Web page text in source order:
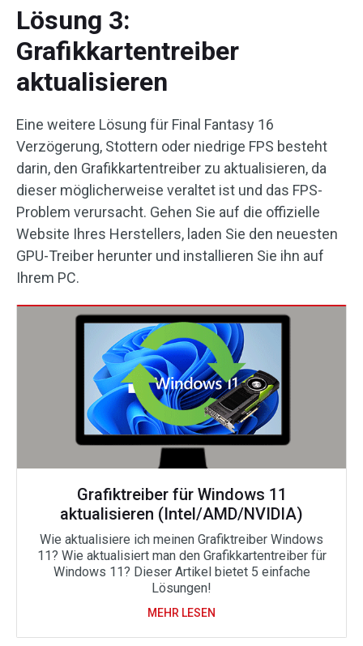
Lösung 3:
Grafikkartentreiber
aktualisieren
Eine weitere Lösung für Final Fantasy 16
Verzögerung, Stottern oder niedrige FPS besteht
darin, den Grafikkartentreiber zu aktualisieren, da
dieser möglicherweise veraltet ist und das FPS-
Problem verursacht. Gehen Sie auf die offizielle
Website Ihres Herstellers, laden Sie den neuesten
GPU-Treiber herunter und installieren Sie ihn auf
Ihrem PC.
Grafiktreiber für Windows 11
aktualisieren (Intel/AMD/NVIDIA)
Wie aktualisiere ich meinen Grafiktreiber Windows
11? Wie aktualisiert man den Grafikkartentreiber für
Windows 11? Dieser Artikel bietet 5 einfache
Lösungen!
MEHR LESEN